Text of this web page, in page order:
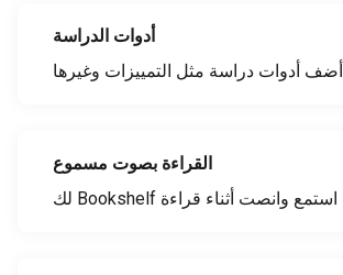
أدوات الدراسة
أضف أدوات دراسة مثل التمييزات وغيرها
القراءة بصوت مسموع
استمع وانصت أثناء قراءة Bookshelf لك